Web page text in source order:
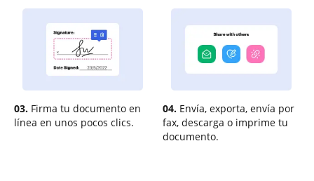
03. Firma tu documento en
línea en unos pocos clics.
04. Envía, exporta, envía por
fax, descarga o imprime tu
documento.